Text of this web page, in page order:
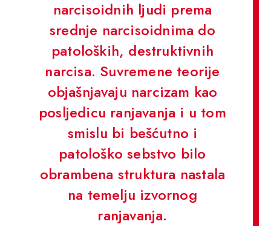
narcisoidnih ljudi prema
srednje narcisoidnima do
patoloških, destruktivnih
narcisa. Suvremene teorije
objašnjavaju narcizam kao
posljedicu ranjavanja i u tom
smislu bi bešćutno i
patološko sebstvo bilo
obrambena struktura nastala
na temelju izvornog
ranjavanja.